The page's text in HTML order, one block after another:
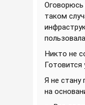
Оговорюсь
таком
Никто не
Готовится
Я не стану
на